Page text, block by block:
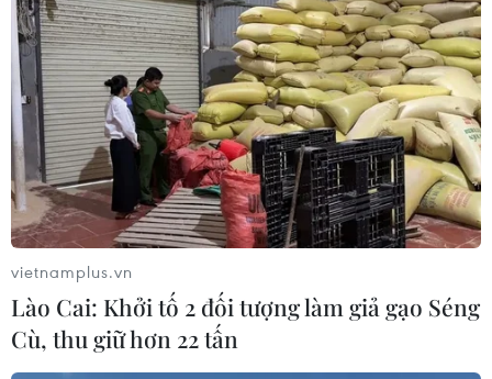
Vé máy bay dịp Tết Nguyên đán 2024 còn
nhiều, mức giá khá cao
21/11/2023 01:52
Hành khách nên đặt vé bay Tết ngay sau khi đã có kế
hoạch di chuyển từ sớm để có thể chọn được các dải
giá vé từ thấp đến cao được các hãng hàng không mở
bán.
vietnamplus.vn
Lào Cai: Khởi tố 2 đối tượng làm giả gạo Séng
Cù, thu giữ hơn 22 tấn